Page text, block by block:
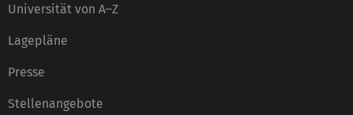
Universität von A–Z
Lagepläne
Presse
Stellenangebote